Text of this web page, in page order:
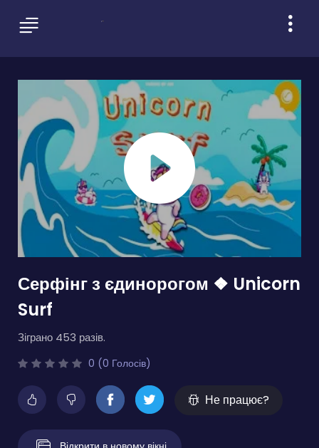
Серфінг з єдинорогом ❖ Unicorn
Surf
Зіграно 453 разів.
0 (0 Голосів)
Не працює?